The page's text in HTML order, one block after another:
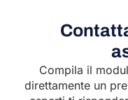
Compila il
direttamente un